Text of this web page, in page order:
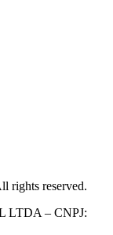
rights reserved.
LTDA – CNPJ: